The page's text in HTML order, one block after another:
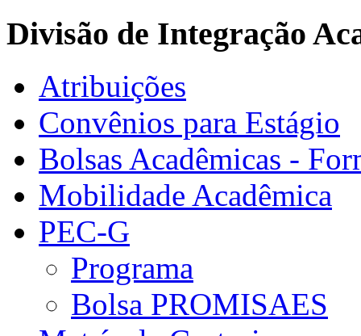
Divisão de Integração
Atribuições
Convênios para Estágio
Bolsas Acadêmicas -
Mobilidade Acadêmica
PEC-G
Programa
Bolsa PROMISAES